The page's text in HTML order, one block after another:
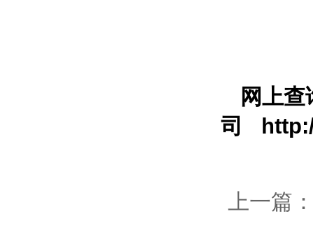
网上查
司
上一篇